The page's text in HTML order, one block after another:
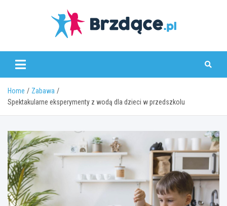
Brzdące.pl
Home
Zabawa
Spektakularne eksperymenty z wodą dla dzieci w przedszkolu